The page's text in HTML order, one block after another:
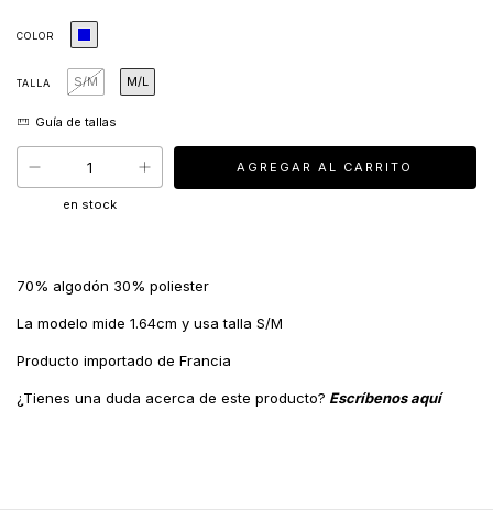
COLOR
TALLA S/M M/L
en stock
70% algodón 30% poliester
La modelo mide 1.64cm y usa talla S/M
Producto importado de Francia
¿Tienes una duda acerca de este producto? Escríbenos aquí